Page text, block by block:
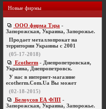
Новые фирмы
ООО фирма Тэра -
Запорожская, Украина, Запорожье.
Продает металлопрокат на
территории Украины с 2001
(05-17-2018)
Ecotherm - Днепропетровская,
Украина, Днепропетровск.
У нас в интернет-магазине
ecotherm.Com.Ua Вы может
(02-18-2015)
Белоусов ЕА ФЛП -
Запорожская, Украина, Запорожье.